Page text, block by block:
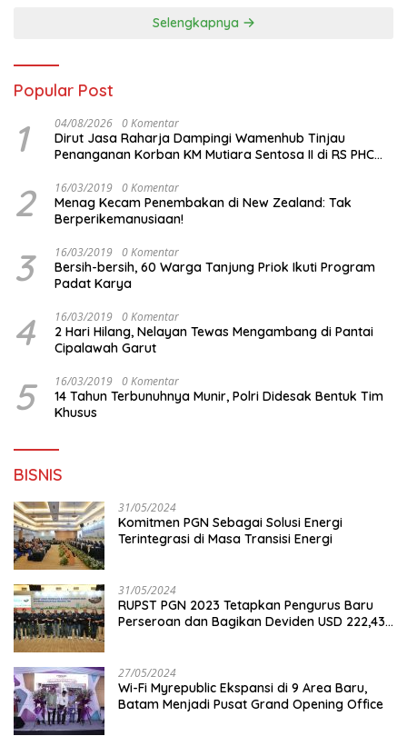
Selengkapnya
Popular Post
1 04/08/2026 0 Komentar
Dirut Jasa Raharja Dampingi Wamenhub Tinjau
Penanganan Korban KM Mutiara Sentosa II di RS PHC
2 16/03/2019 0 Komentar
Menag Kecam Penembakan di New Zealand: Tak
Berperikemanusiaan!
3 16/03/2019 0 Komentar
Bersih-bersih, 60 Warga Tanjung Priok Ikuti Program
Padat Karya
4 16/03/2019 0 Komentar
2 Hari Hilang, Nelayan Tewas Mengambang di Pantai
Cipalawah Garut
5 16/03/2019 0 Komentar
14 Tahun Terbunuhnya Munir, Polri Didesak Bentuk Tim
Khusus
BISNIS
31/05/2024
Komitmen PGN Sebagai Solusi Energi
Terintegrasi di Masa Transisi Energi
31/05/2024
RUPST PGN 2023 Tetapkan Pengurus Baru
Perseroan dan Bagikan Deviden USD 222,43
27/05/2024
Wi-Fi Myrepublic Ekspansi di 9 Area Baru,
Batam Menjadi Pusat Grand Opening Office